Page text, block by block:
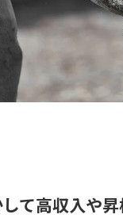
て高収入や